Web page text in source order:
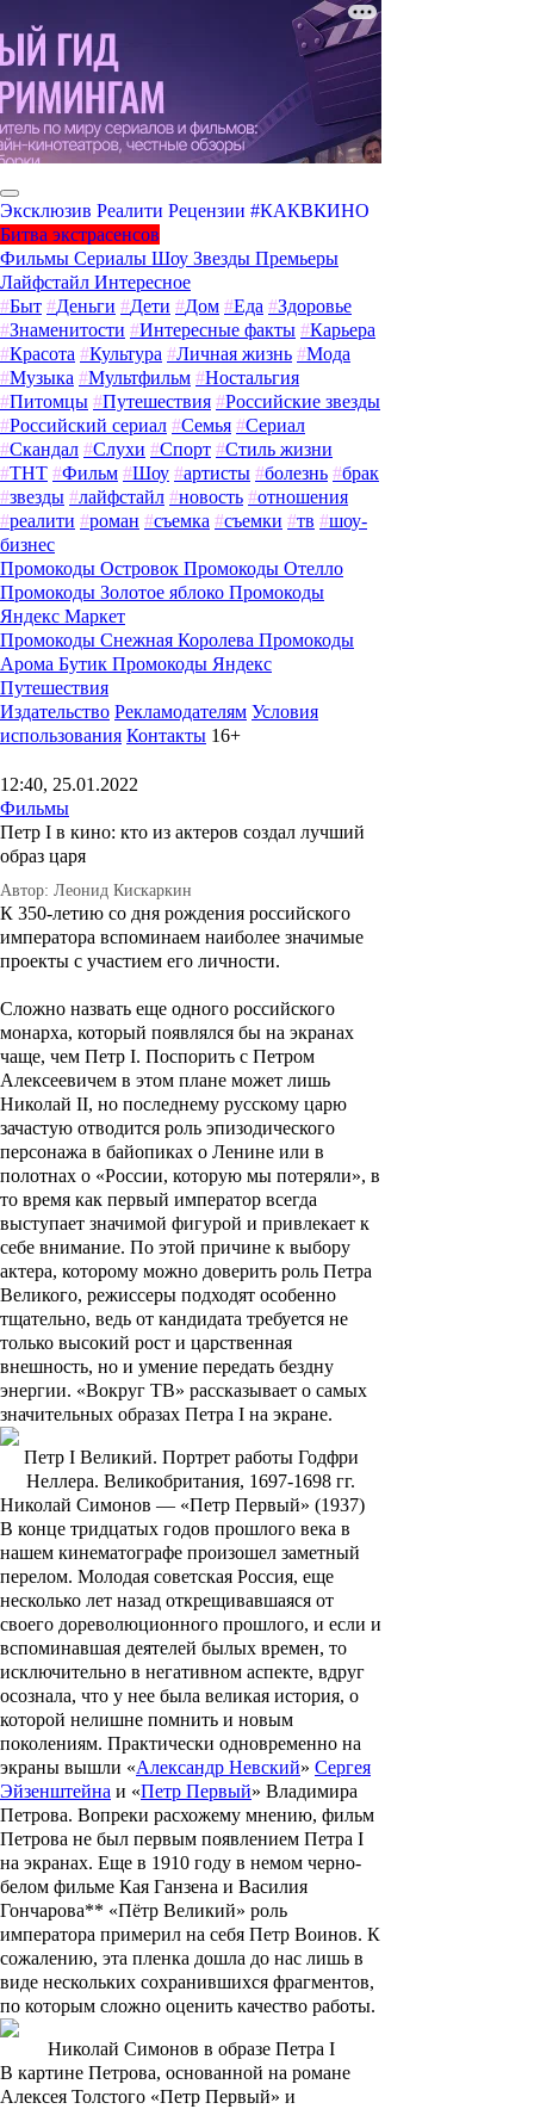
Эксклюзив Реалити Рецензии #КАКВКИНО
Битва экстрасенсов
Фильмы Сериалы Шоу Звезды Премьеры
Лайфстайл Интересное
#Быт #Деньги #Дети #Дом #Еда #Здоровье
#Знаменитости #Интересные факты #Карьера
#Красота #Культура #Личная жизнь #Мода
#Музыка #Мультфильм #Ностальгия
#Питомцы #Путешествия #Российские звезды
#Российский сериал #Семья #Сериал
#Скандал #Слухи #Спорт #Стиль жизни
#ТНТ #Фильм #Шоу #артисты #болезнь #брак
#звезды #лайфстайл #новость #отношения
#реалити #роман #съемка #съемки #тв #шоу-
бизнес
Промокоды Островок Промокоды Отелло
Промокоды Золотое яблоко Промокоды
Яндекс Маркет
Промокоды Снежная Королева Промокоды
Арома Бутик Промокоды Яндекс
Путешествия
Издательство Рекламодателям Условия
использования Контакты 16+
12:40, 25.01.2022
Фильмы
Петр I в кино: кто из актеров создал лучший
образ царя
Автор: Леонид Кискаркин
К 350-летию со дня рождения российского
императора вспоминаем наиболее значимые
проекты с участием его личности.
Сложно назвать еще одного российского
монарха, который появлялся бы на экранах
чаще, чем Петр I. Поспорить с Петром
Алексеевичем в этом плане может лишь
Николай II, но последнему русскому царю
зачастую отводится роль эпизодического
персонажа в байопиках о Ленине или в
полотнах о «России, которую мы потеряли», в
то время как первый император всегда
выступает значимой фигурой и привлекает к
себе внимание. По этой причине к выбору
актера, которому можно доверить роль Петра
Великого, режиссеры подходят особенно
тщательно, ведь от кандидата требуется не
только высокий рост и царственная
внешность, но и умение передать бездну
энергии. «Вокруг ТВ» рассказывает о самых
значительных образах Петра I на экране.
Петр I Великий. Портрет работы Годфри
Неллера. Великобритания, 1697-1698 гг.
Николай Симонов — «Петр Первый» (1937)
В конце тридцатых годов прошлого века в
нашем кинематографе произошел заметный
перелом. Молодая советская Россия, еще
несколько лет назад открещивавшаяся от
своего дореволюционного прошлого, и если и
вспоминавшая деятелей былых времен, то
исключительно в негативном аспекте, вдруг
осознала, что у нее была великая история, о
которой нелишне помнить и новым
поколениям. Практически одновременно на
экраны вышли «Александр Невский» Сергея
Эйзенштейна и «Петр Первый» Владимира
Петрова. Вопреки расхожему мнению, фильм
Петрова не был первым появлением Петра I
на экранах. Еще в 1910 году в немом черно-
белом фильме Кая Ганзена и Василия
Гончарова** «Пётр Великий» роль
императора примерил на себя Петр Воинов. К
сожалению, эта пленка дошла до нас лишь в
виде нескольких сохранившихся фрагментов,
по которым сложно оценить качество работы.
Николай Симонов в образе Петра I
В картине Петрова, основанной на романе
Алексея Толстого «Петр Первый» и